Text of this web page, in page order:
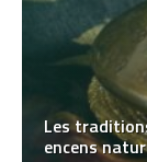
Les
encens